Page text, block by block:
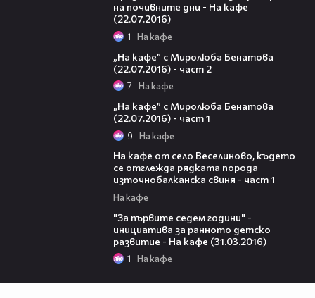
на почивните дни - На кафе
(22.07.2016)
1 На кафе
„На кафе” с Миролюба Бенатова
(22.07.2016) - част 2
7 На кафе
„На кафе” с Миролюба Бенатова
(22.07.2016) - част 1
9 На кафе
На кафе от село Веселиново, където
се отглежда рядката порода
източнобалканска свиня - част 1
На кафе
"За първите седем години" -
инициатива за ранното детско
развитие - На кафе (31.03.2016)
1 На кафе